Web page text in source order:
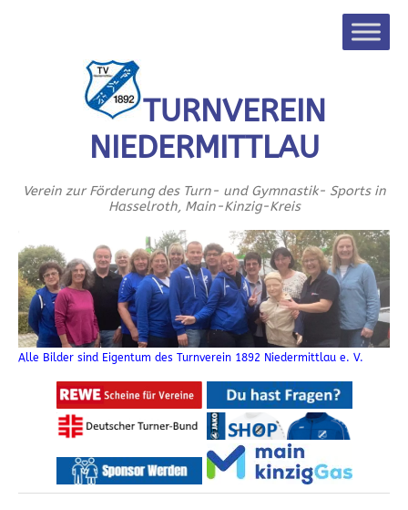
TURNVEREIN
NIEDERMITTLAU
Verein zur Förderung des Turn- und Gymnastik- Sports in
Hasselroth, Main-Kinzig-Kreis
Alle Bilder sind Eigentum des Turnverein 1892 Niedermittlau e. V.